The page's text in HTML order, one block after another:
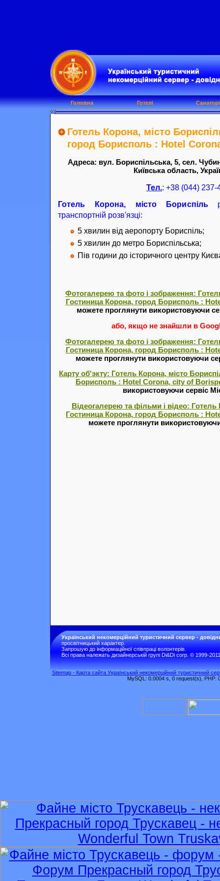
Готель Корона, місто
город Борисполь : Hotel
Адреса: вул. Бориспільська, 5, сел.
Київська область,
Тел.: +38 (044) 237-
Готель Корона, місто Бориспіль
транспортній розв'язці:
5 хвилин від аеропорту Бориспіль;
5 хвилин до метро Бориспільська;
Пів години до історичного центру
Фотогалерею та фото і зображення:
Гостиница Корона, город Борисполь :
можете проглянути використовуючи
або, якщо не знайшли в
Фотогалерею та фото і зображення:
Гостиница Корона, город Борисполь :
можете проглянути використовуючи
Карту об'экту: Готель Корона, місто
Борисполь : Hotel Corona, city of
використовуючи сервіс
Відеогалерею та фільми і відео:
Гостиница Корона, город Борисполь :
можете проглянути
Головна Готелі
Український некомерційний туристичний сервер -
просвітницький характер.
Запрошую до інформаційної співпраці волонтерів.
Всі права належать дизайнерській групі Di&Di corp. © 1999-2011
Sitemap - Карта сайта Український некомерційний туристичний
MySQL: 0.0004 s, 0 request(s), PHP: